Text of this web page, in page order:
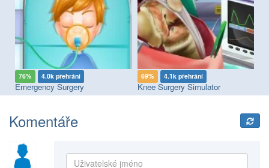
76% 4.0k přehrání
Emergency Surgery
69% 4.1k přehrání
Knee Surgery Simulator
Komentáře